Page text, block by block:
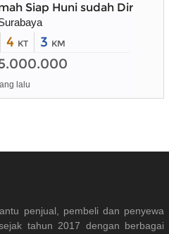
Siap Huni sudah
4 KT 3 KM
lalu
penjual, pembeli dan penyewa
tahun 2017 dengan berbagai